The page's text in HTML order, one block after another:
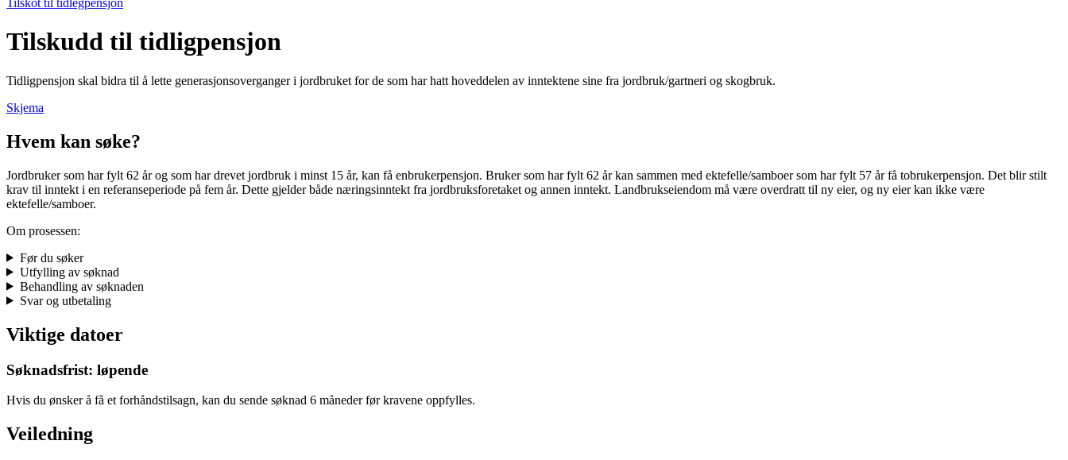
Tilskot til tidlegpensjon
Tilskudd til tidligpensjon
Tidligpensjon skal bidra til å lette generasjonsoverganger i jordbruket for de som har hatt hoveddelen av inntektene sine fra jordbruk/gartneri og skogbruk.
Skjema
Hvem kan søke?
Jordbruker som har fylt 62 år og som har drevet jordbruk i minst 15 år, kan få enbrukerpensjon. Bruker som har fylt 62 år kan sammen med ektefelle/samboer som har fylt 57 år få tobrukerpensjon. Det blir stilt
krav til inntekt i en referanseperiode på fem år. Dette gjelder både næringsinntekt fra jordbruksforetaket og annen inntekt. Landbrukseiendom må være overdratt til ny eier, og ny eier kan ikke være
ektefelle/samboer.
Om prosessen:
Før du søker
Utfylling av søknad
Behandling av søknaden
Svar og utbetaling
Viktige datoer
Søknadsfrist: løpende
Hvis du ønsker å få et forhåndstilsagn, kan du sende søknad 6 måneder før kravene oppfylles.
Veiledning